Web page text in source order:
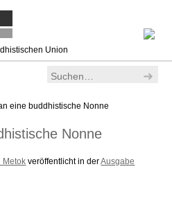
Union
eine buddhistische Nonne
Nonne
Metok veröffentlicht in derAusgabe